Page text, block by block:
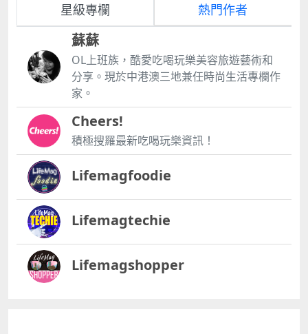
星級專欄 熱門作者
蘇蘇
OL上班族，酷愛吃喝玩樂美容旅遊藝術和
分享。現於中港澳三地兼任時尚生活專欄作
家。
Cheers!
積極搜羅最新吃喝玩樂資訊！
Lifemagfoodie
Lifemagtechie
Lifemagshopper